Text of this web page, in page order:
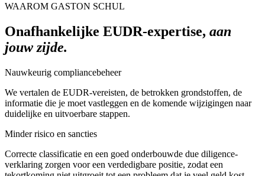
WAAROM GASTON SCHUL
Onafhankelijke EUDR-expertise, aan
jouw zijde.
Nauwkeurig compliancebeheer
We vertalen de EUDR-vereisten, de betrokken grondstoffen, de
informatie die je moet vastleggen en de komende wijzigingen naar
duidelijke en uitvoerbare stappen.
Minder risico en sancties
Correcte classificatie en een goed onderbouwde due diligence-
verklaring zorgen voor een verdedigbare positie, zodat een